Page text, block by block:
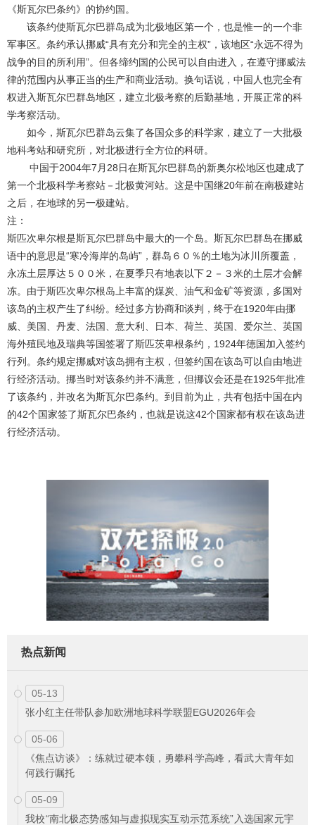
《斯瓦尔巴条约》的协约国。
该条约使斯瓦尔巴群岛成为北极地区第一个，也是惟一的一个非
军事区。条约承认挪威“具有充分和完全的主权”，该地区“永远不得为
战争的目的所利用”。但各缔约国的公民可以自由进入，在遵守挪威法
律的范围内从事正当的生产和商业活动。换句话说，中国人也完全有
权进入斯瓦尔巴群岛地区，建立北极考察的后勤基地，开展正常的科
学考察活动。
如今，斯瓦尔巴群岛云集了各国众多的科学家，建立了一大批极
地科考站和研究所，对北极进行全方位的科研。
中国于2004年7月28日在斯瓦尔巴群岛的新奥尔松地区也建成了
第一个北极科学考察站－北极黄河站。这是中国继20年前在南极建站
之后，在地球的另一极建站。
注：
斯匹次卑尔根是斯瓦尔巴群岛中最大的一个岛。斯瓦尔巴群岛在挪威
语中的意思是“寒冷海岸的岛屿”，群岛６０％的土地为冰川所覆盖，
永冻土层厚达５００米，在夏季只有地表以下２－３米的土层才会解
冻。由于斯匹次卑尔根岛上丰富的煤炭、油气和金矿等资源，多国对
该岛的主权产生了纠纷。经过多方协商和谈判，终于在1920年由挪
威、美国、丹麦、法国、意大利、日本、荷兰、英国、爱尔兰、英国
海外殖民地及瑞典等国签署了斯匹茨卑根条约，1924年德国加入签约
行列。条约规定挪威对该岛拥有主权，但签约国在该岛可以自由地进
行经济活动。挪当时对该条约并不满意，但挪议会还是在1925年批准
了该条约，并改名为斯瓦尔巴条约。到目前为止，共有包括中国在内
的42个国家签了斯瓦尔巴条约，也就是说这42个国家都有权在该岛进
行经济活动。
热点新闻
05-13
张小红主任带队参加欧洲地球科学联盟EGU2026年会
05-06
《焦点访谈》：练就过硬本领，勇攀科学高峰，看武大青年如
何践行嘱托
05-09
我校“南北极态势感知与虚拟现实互动示范系统”入选国家元宇